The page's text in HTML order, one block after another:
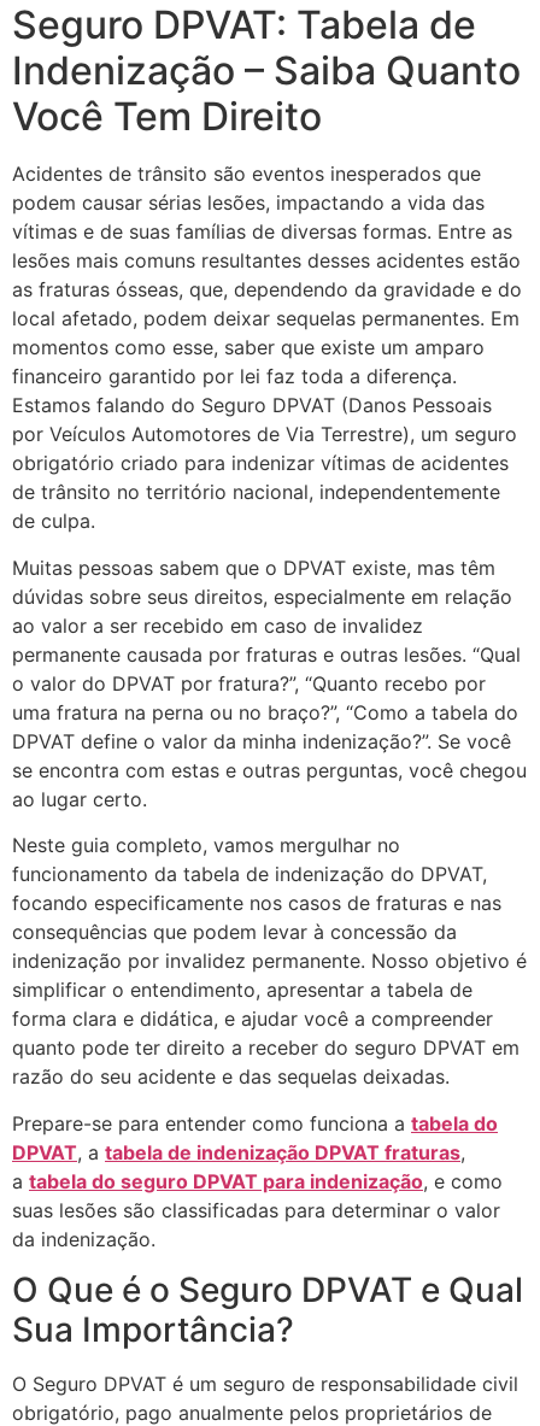
Seguro DPVAT: Tabela de
Indenização – Saiba Quanto
Você Tem Direito
Acidentes de trânsito são eventos inesperados que
podem causar sérias lesões, impactando a vida das
vítimas e de suas famílias de diversas formas. Entre as
lesões mais comuns resultantes desses acidentes estão
as fraturas ósseas, que, dependendo da gravidade e do
local afetado, podem deixar sequelas permanentes. Em
momentos como esse, saber que existe um amparo
financeiro garantido por lei faz toda a diferença.
Estamos falando do Seguro DPVAT (Danos Pessoais
por Veículos Automotores de Via Terrestre), um seguro
obrigatório criado para indenizar vítimas de acidentes
de trânsito no território nacional, independentemente
de culpa.
Muitas pessoas sabem que o DPVAT existe, mas têm
dúvidas sobre seus direitos, especialmente em relação
ao valor a ser recebido em caso de invalidez
permanente causada por fraturas e outras lesões. “Qual
o valor do DPVAT por fratura?”, “Quanto recebo por
uma fratura na perna ou no braço?”, “Como a tabela do
DPVAT define o valor da minha indenização?”. Se você
se encontra com estas e outras perguntas, você chegou
ao lugar certo.
Neste guia completo, vamos mergulhar no
funcionamento da tabela de indenização do DPVAT,
focando especificamente nos casos de fraturas e nas
consequências que podem levar à concessão da
indenização por invalidez permanente. Nosso objetivo é
simplificar o entendimento, apresentar a tabela de
forma clara e didática, e ajudar você a compreender
quanto pode ter direito a receber do seguro DPVAT em
razão do seu acidente e das sequelas deixadas.
Prepare-se para entender como funciona a tabela do
DPVAT, a tabela de indenização DPVAT fraturas,
a tabela do seguro DPVAT para indenização, e como
suas lesões são classificadas para determinar o valor
da indenização.
O Que é o Seguro DPVAT e Qual
Sua Importância?
O Seguro DPVAT é um seguro de responsabilidade civil
obrigatório, pago anualmente pelos proprietários de